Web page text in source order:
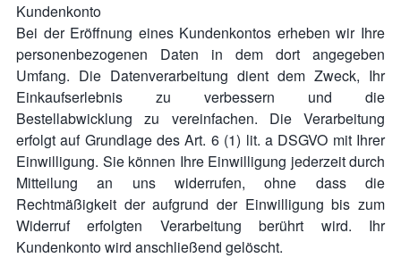
Kundenkonto
Bei der Eröffnung eines Kundenkontos erheben wir Ihre
personenbezogenen Daten in dem dort angegeben
Umfang. Die Datenverarbeitung dient dem Zweck, Ihr
Einkaufserlebnis zu verbessern und die
Bestellabwicklung zu vereinfachen. Die Verarbeitung
erfolgt auf Grundlage des Art. 6 (1) lit. a DSGVO mit Ihrer
Einwilligung. Sie können Ihre Einwilligung jederzeit durch
Mitteilung an uns widerrufen, ohne dass die
Rechtmäßigkeit der aufgrund der Einwilligung bis zum
Widerruf erfolgten Verarbeitung berührt wird. Ihr
Kundenkonto wird anschließend gelöscht.